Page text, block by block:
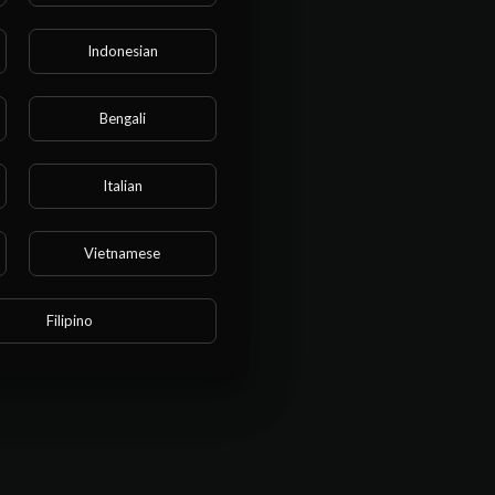
aos Vídeos
Indonesian
Bengali
Italian
Vietnamese
Filipino